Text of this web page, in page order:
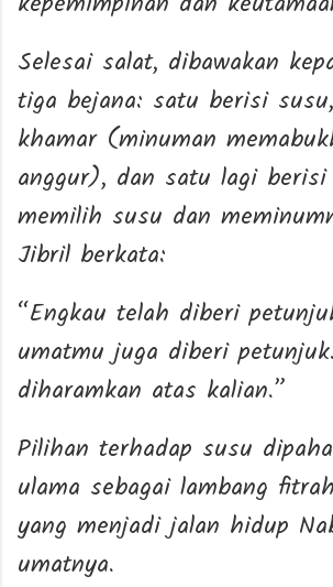
Selesai salat, dibawakan
tiga bejana: satu berisi
khamar (minuman
anggur), dan satu lagi
memilih susu dan
Jibril berkata:
“Engkau telah diberi
umatmu juga diberi
diharamkan atas kalian.”
Pilihan terhadap susu
ulama sebagai lambang
yang menjadi jalan hidup
umatnya.